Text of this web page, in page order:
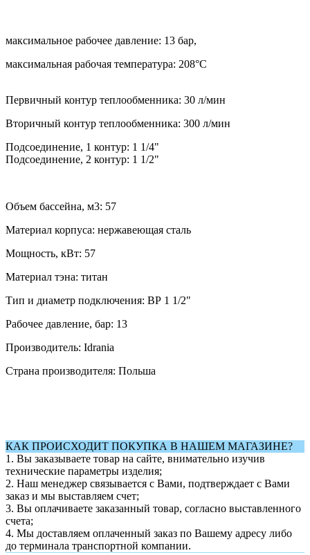
максимальное рабочее давление: 13 бар,
максимальная рабочая температура: 208°С
Первичный контур теплообменника: 30 л/мин
Вторичный контур теплообменника: 300 л/мин
Подсоединение, 1 контур: 1 1/4"
Подсоединение, 2 контур: 1 1/2"
Объем бассейна, м3: 57
Материал корпуса: нержавеющая сталь
Мощность, кВт: 57
Материал тэна: титан
Тип и диаметр подключения: ВР 1 1/2"
Рабочее давление, бар: 13
Производитель: Idrania
Страна производителя: Польша
КАК ПРОИСХОДИТ ПОКУПКА В НАШЕМ МАГАЗИНЕ?
1. Вы заказываете товар на сайте, внимательно изучив
технические параметры изделия;
2. Наш менеджер связывается с Вами, подтверждает с Вами
заказ и мы выставляем счет;
3. Вы оплачиваете заказанный товар, согласно выставленного
счета;
4. Мы доставляем оплаченный заказ по Вашему адресу либо
до терминала транспортной компании.